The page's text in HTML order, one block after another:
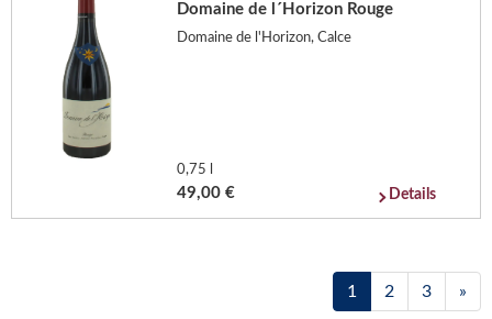
Domaine de l´Horizon Rouge
Domaine de l'Horizon, Calce
0,75 l
49,00 € Details
1 2 3 »